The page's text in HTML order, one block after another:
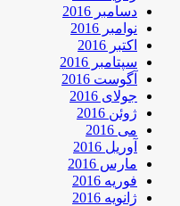
دسامبر 2016
نوامبر 2016
اکتبر 2016
سپتامبر 2016
آگوست 2016
جولای 2016
ژوئن 2016
می 2016
آوریل 2016
مارس 2016
فوریه 2016
ژانویه 2016